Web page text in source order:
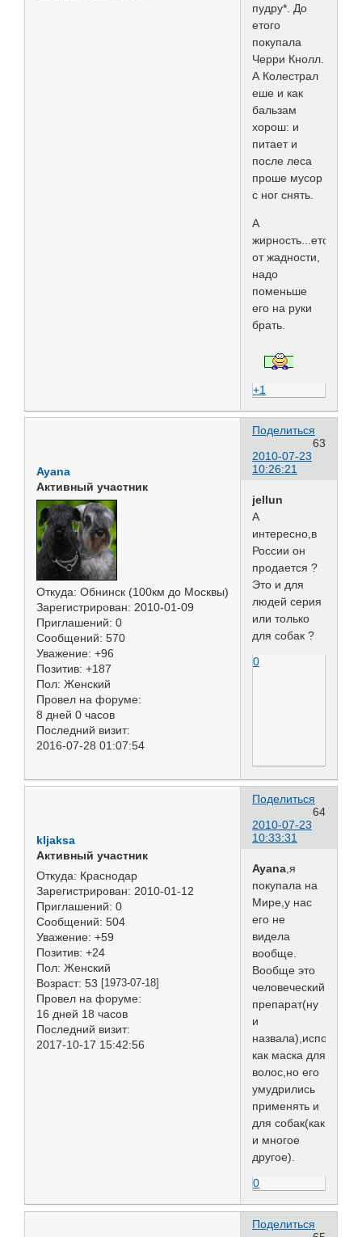
пудру*. До
етого
покупала
Черри Кнолл.
А Колестрал
еше и как
бальзам
хорош: и
питает и
после леса
проше мусор
с ног снять.
А
жирность...ето
от жадности,
надо
поменьше
его на руки
брать.
+1
Поделиться
63
2010-07-23
10:26:21
Ayana
Активный участник
Откуда: Обнинск (100км до Москвы)
Зарегистрирован: 2010-01-09
Приглашений: 0
Сообщений: 570
Уважение: +96
Позитив: +187
Пол: Женский
Провел на форуме:
8 дней 0 часов
Последний визит:
2016-07-28 01:07:54
jellun
А
интересно,в
России он
продается ?
Это и для
людей серия
или только
для собак ?
0
Поделиться
64
2010-07-23
10:33:31
kljaksa
Активный участник
Откуда: Краснодар
Зарегистрирован: 2010-01-12
Приглашений: 0
Сообщений: 504
Уважение: +59
Позитив: +24
Пол: Женский
Возраст: 53 [1973-07-18]
Провел на форуме:
16 дней 18 часов
Последний визит:
2017-10-17 15:42:56
Ayana,я
покупала на
Мире,у нас
его не
видела
вообще.
Вообще это
человеческий
препарат(ну
и
как маска для
волос,но его
умудрились
применять и
для собак(как
и многое
другое).
0
Поделиться